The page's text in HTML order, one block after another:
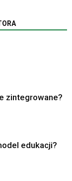
zintegrowane?
edukacji?